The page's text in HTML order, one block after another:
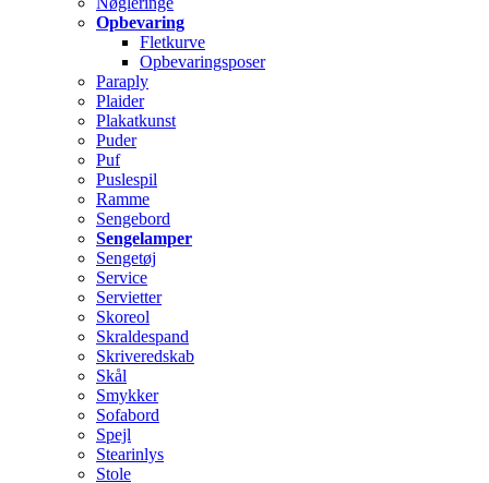
Opbevaring
Fletkurve
Opbevaringsposer
Paraply
Plaider
Plakatkunst
Puder
Puf
Puslespil
Ramme
Sengebord
Sengelamper
Sengetøj
Service
Servietter
Skoreol
Skraldespand
Skriveredskab
Skål
Smykker
Sofabord
Spejl
Stearinlys
Stole